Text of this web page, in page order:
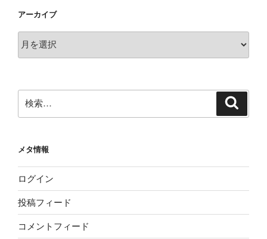
アーカイブ
ー
索:
メタ情報
ログイン
投稿フィード
コメントフィード